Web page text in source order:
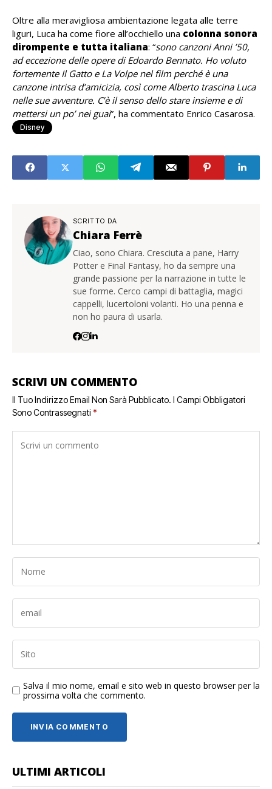
Oltre alla meravigliosa ambientazione legata alle terre
liguri, Luca ha come fiore all’occhiello una colonna sonora
dirompente e tutta italiana: “sono canzoni Anni ’50,
ad eccezione delle opere di Edoardo Bennato. Ho voluto
fortemente Il Gatto e La Volpe nel film perché è una
canzone intrisa d’amicizia, così come Alberto trascina Luca
nelle sue avventure. C’è il senso dello stare insieme e di
mettersi un po’ nei guai”, ha commentato Enrico Casarosa.
Disney
SCRITTO DA
Chiara Ferrè
Ciao, sono Chiara. Cresciuta a pane, Harry
Potter e Final Fantasy, ho da sempre una
grande passione per la narrazione in tutte le
sue forme. Cerco campi di battaglia, magici
cappelli, lucertoloni volanti. Ho una penna e
non ho paura di usarla.
SCRIVI UN COMMENTO
Il Tuo Indirizzo Email Non Sarà Pubblicato. I Campi Obbligatori
Sono Contrassegnati *
Salva il mio nome, email e sito web in questo browser per la
prossima volta che commento.
ULTIMI ARTICOLI